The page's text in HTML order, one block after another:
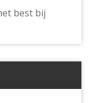
best bij